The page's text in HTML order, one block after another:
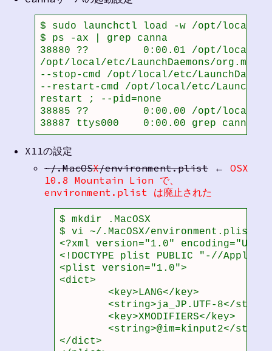
$ sudo launchctl load -w /opt/local/etc/
$ ps -ax | grep canna
38880 ??         0:00.01 /opt/local/
/opt/local/etc/LaunchDaemons/
--stop-cmd /opt/local/etc/
--restart-cmd /opt/local/etc/
restart ; --pid=none
38885 ??         0:00.00 /opt/local/
38887 ttys000    0:00.00 grep canna
X11の設定
~/.MacOSX/environment.plist← OSX
10.8 Mountain Lion で、
environment.plist は廃止された
$ mkdir .MacOSX
$ vi ~/.MacOSX/environment.plist
<?xml version="1.0" encoding="UTF-
<!DOCTYPE plist PUBLIC "-//Apple
<plist version="1.0">
<dict>
</dict>